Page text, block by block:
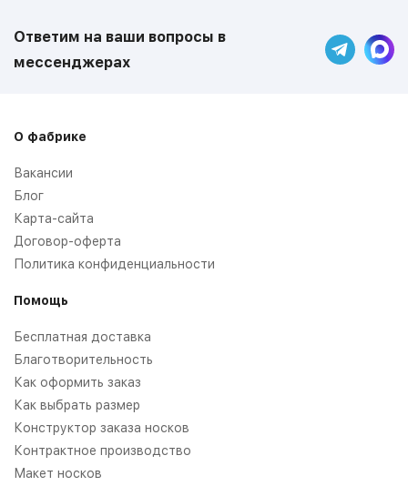
Ответим на ваши вопросы в
мессенджерах
О фабрике
Вакансии
Блог
Карта-сайта
Договор-оферта
Политика конфиденциальности
Помощь
Бесплатная доставка
Благотворительность
Как оформить заказ
Как выбрать размер
Конструктор заказа носков
Контрактное производство
Макет носков